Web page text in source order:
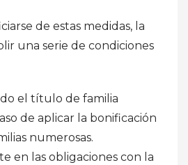
de estas medidas, la
una serie de condiciones
el título de familia
de aplicar la bonificación
numerosas.
en las obligaciones con la